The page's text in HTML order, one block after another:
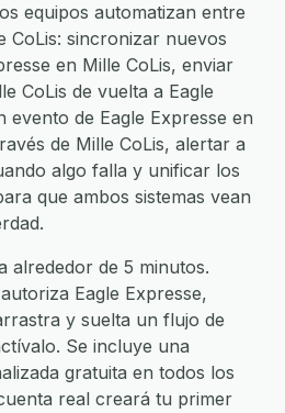
equipos automatizan entre
CoLis: sincronizar nuevos
en Mille CoLis, enviar
CoLis de vuelta a Eagle
evento de Eagle Expresse en
de Mille CoLis, alertar a
algo falla y unificar los
que ambos sistemas vean
alrededor de 5 minutos.
Eagle Expresse,
y suelta un flujo de
Se incluye una
gratuita en todos los
real creará tu primer